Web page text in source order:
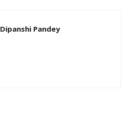
Dipanshi Pandey